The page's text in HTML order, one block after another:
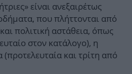
είναι ανεξαιρέτως
που πλήττονται από
πολιτική αστάθεια, όπως
στον κατάλογο), η
(προτελευταία και τρίτη από